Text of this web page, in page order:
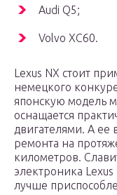
Audi Q5;
Volvo XC60.
Lexus NX стоит
немецкого
японскую модель
оснащается
двигателями. А ее
ремонта на
километров.
электроника
лучше